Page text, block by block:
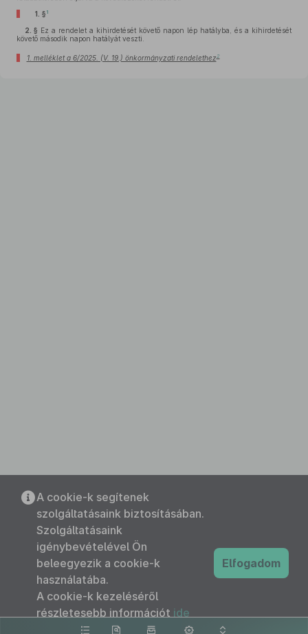
1. § 1
2. § Ez a rendelet a kihirdetését követő napon lép hatályba, és a kihirdetését
követő második napon hatályát veszti.
1. melléklet a 6/2025. (V. 19.) önkormányzati rendelethez2
A cookie-k segítenek
szolgáltatásaink biztosításában.
Szolgáltatásaink
igénybevételével Ön
beleegyezik a cookie-k
használatába.
A cookie-k kezeléséről
részletesebb információt ide
kattintva olvashat.
Elfogadom